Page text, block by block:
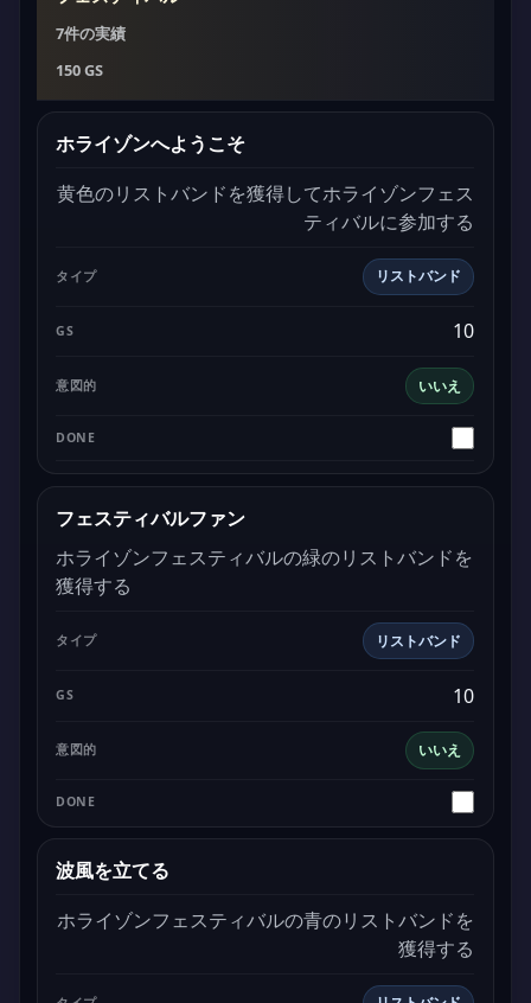
7件の実績
150 GS
ホライゾンへようこそ
黄色のリストバンドを獲得してホライゾンフェス
ティバルに参加する
リストバンド
いいえ
10
フェスティバルファン
ホライゾンフェスティバルの緑のリストバンドを
獲得する
リストバンド
いいえ
10
波風を立てる
ホライゾンフェスティバルの青のリストバンドを
獲得する